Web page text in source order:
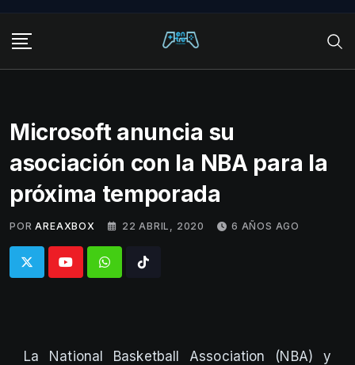
content
Microsoft anuncia su
asociación con la NBA para la
próxima temporada
POR AREAXBOX 22 ABRIL, 2020 6 AÑOS AGO
WhatsappTiktok
La National Basketball Association (NBA) y